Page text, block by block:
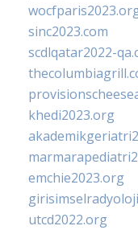
sinc2023.com
scdlqatar2022-
khedi2023.org
emchie2023.org
utcd2022.org